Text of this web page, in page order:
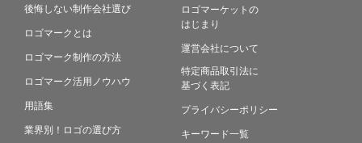
後悔しない制作会社選び
ロゴマークとは
ロゴマーク制作の方法
ロゴマーク活用ノウハウ
用語集
業界別！ロゴの選び方
ロゴマーケットの
はじまり
運営会社について
特定商品取引法に
基づく表記
プライバシーポリシー
キーワード一覧